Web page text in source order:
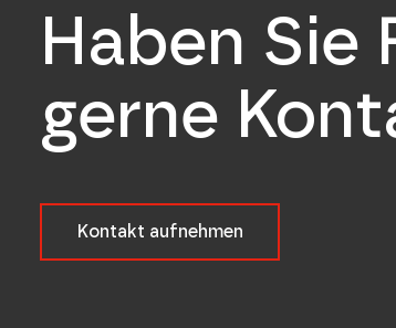
Haben Sie
gerne
Kontakt aufnehmen